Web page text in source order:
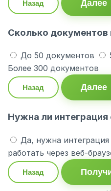
Назад Далее
Сколько документов
До 50 документов
Более 300 документов
Назад Далее
Нужна ли интеграция
Да, нужна интеграция
работать через веб-
Назад